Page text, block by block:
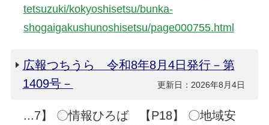
tetsuzuki/kokyoshisetsu/bunka-
shogaigakushunoshisetsu/page000755.html
広報つちうら 令和8年8月4日発行－第
1409号－
更新日：2026年8月4日
...7】 〇情報ひろば 【P18】 〇地域安